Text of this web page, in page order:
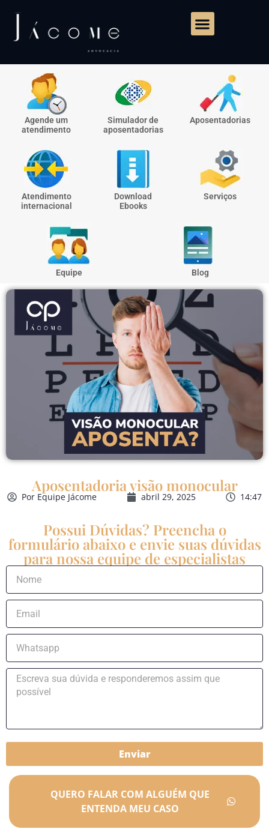
Agende um
atendimento
Simulador de
aposentadorias
Aposentadorias
Atendimento
internacional
Download
Ebooks
Serviços
Equipe Blog
Aposentadoria visão monocular
Por Equipe Jácome abril 29, 2025 14:47
Possui Dúvidas? Preencha o
formulário abaixo e envie suas dúvidas
para nossa equipe de especialistas
Enviar
QUERO FALAR COM ALGUÉM QUE
ENTENDA MEU CASO